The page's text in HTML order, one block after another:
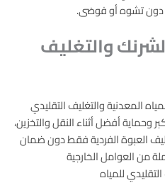
دون تشوه أو فوضى.
والتغليف
المعدنية والتغليف التقليدي
وحماية أفضل أثناء النقل والتخزين،
العبوة الفردية فقط دون ضمان
من العوامل الخارجية
للمياه